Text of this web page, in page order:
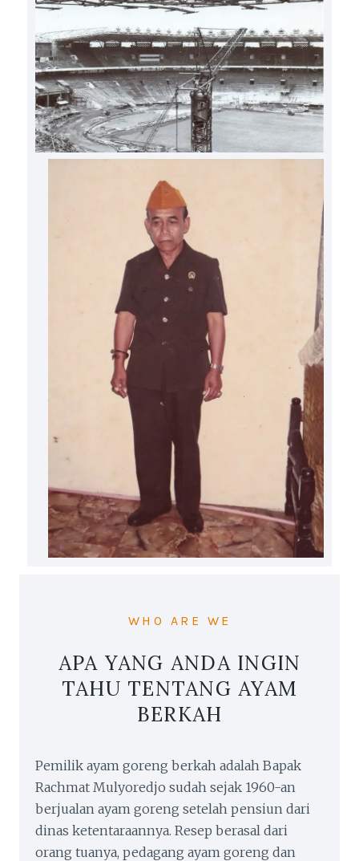
WHO ARE WE
APA YANG ANDA INGIN
TAHU TENTANG AYAM
BERKAH
Pemilik ayam goreng berkah adalah Bapak
Rachmat Mulyoredjo sudah sejak 1960-an
berjualan ayam goreng setelah pensiun dari
dinas ketentaraannya. Resep berasal dari
orang tuanya, pedagang ayam goreng dan